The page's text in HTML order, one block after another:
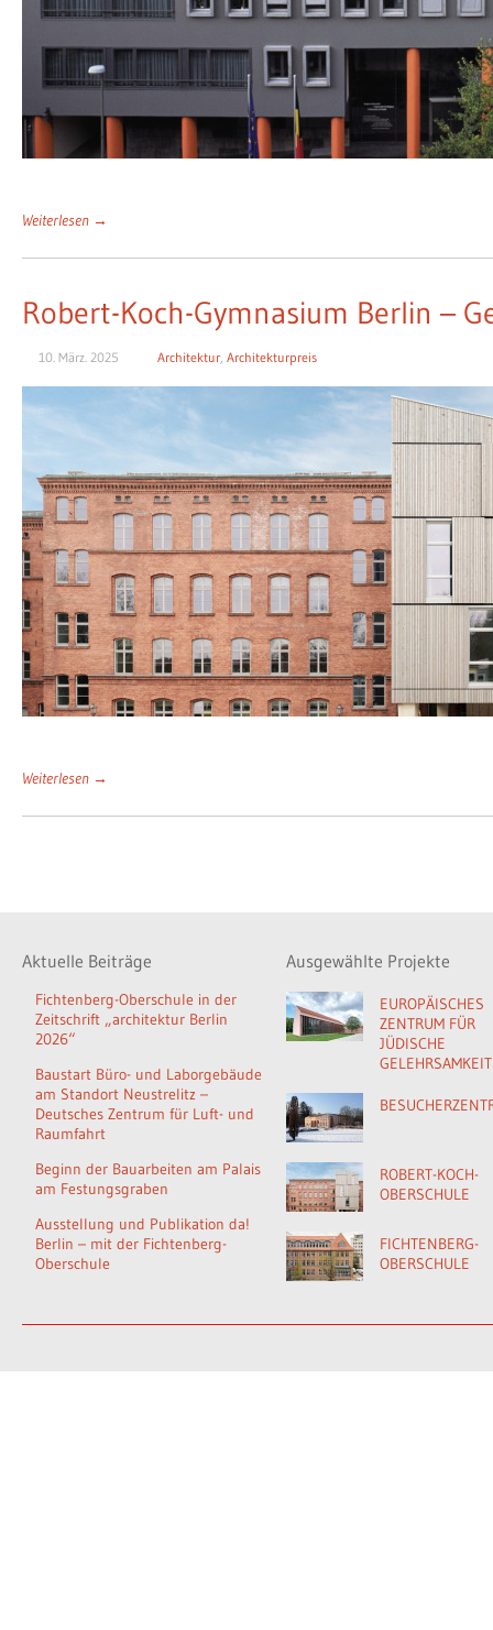
Weiterlesen →
Robert-Koch-Gymnasium Berlin –
10. März. 2025 Architektur, Architekturpreis
Weiterlesen →
Aktuelle Beiträge
Fichtenberg-Oberschule in der
Zeitschrift „architektur Berlin
2026“
Baustart Büro- und Laborgebäude
am Standort Neustrelitz –
Deutsches Zentrum für Luft- und
Raumfahrt
Beginn der Bauarbeiten am Palais
am Festungsgraben
Ausstellung und Publikation da!
Berlin – mit der Fichtenberg-
Oberschule
Ausgewählte Projekte
EUROPÄISCHES
ZENTRUM FÜR
JÜDISCHE
GELEHRSAMKEIT
ROBERT-KOCH-
OBERSCHULE
FICHTENBERG-
OBERSCHULE